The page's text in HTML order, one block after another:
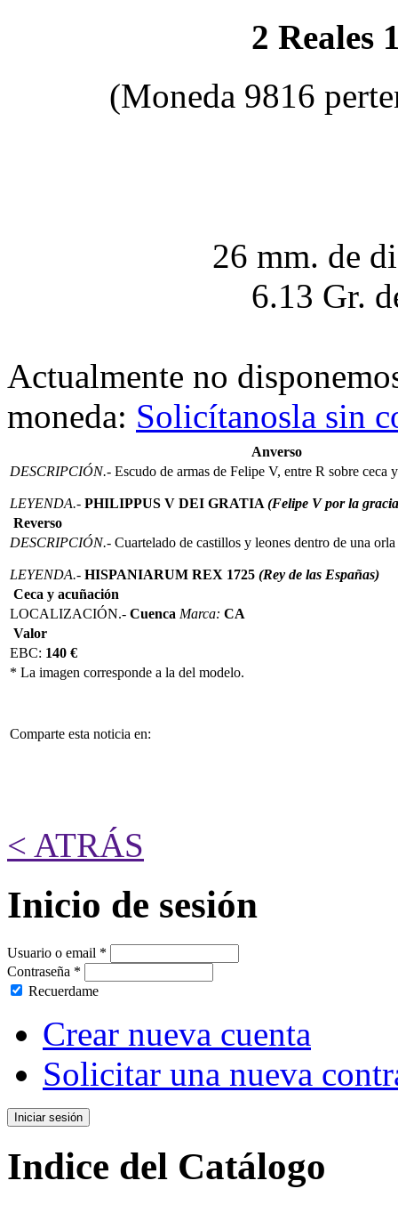
2 Reales
(Moneda 9816
26 mm. de
6.13 Gr.
Actualmente no
moneda: Solicítanosla sin
Anverso
DESCRIPCIÓN.- Escudo de armas de Felipe V, entre R sobre ceca
LEYENDA.- PHILIPPUS V DEI GRATIA (Felipe V por la
Reverso
DESCRIPCIÓN.- Cuartelado de castillos y leones dentro de una
LEYENDA.- HISPANIARUM REX 1725 (Rey de las Españas)
Ceca y acuñación
LOCALIZACIÓN.- Cuenca Marca: CA
Valor
EBC: 140 €
* La imagen corresponde a la del modelo.
Comparte esta noticia en:
< ATRÁS
Inicio de sesión
Usuario o email *
Contraseña *
Recuerdame
Crear nueva cuenta
Solicitar una nueva
Indice del Catálogo